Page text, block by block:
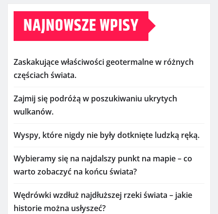
NAJNOWSZE WPISY
Zaskakujące właściwości geotermalne w różnych
częściach świata.
Zajmij się podróżą w poszukiwaniu ukrytych
wulkanów.
Wyspy, które nigdy nie były dotknięte ludzką ręką.
Wybieramy się na najdalszy punkt na mapie – co
warto zobaczyć na końcu świata?
Wędrówki wzdłuż najdłuższej rzeki świata – jakie
historie można usłyszeć?